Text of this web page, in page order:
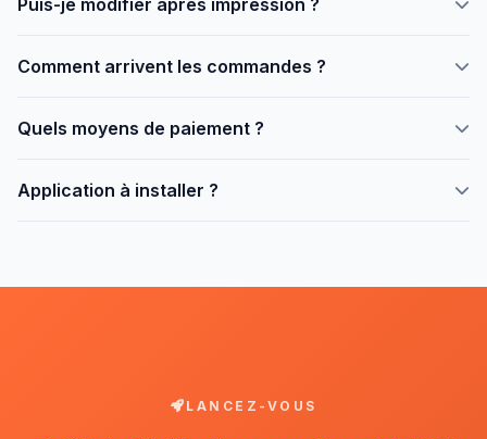
nécessaire.
Puis-je modifier après impression ?
Comment arrivent les commandes ?
Quels moyens de paiement ?
Chariow.
Application à installer ?
LANCEZ-VOUS